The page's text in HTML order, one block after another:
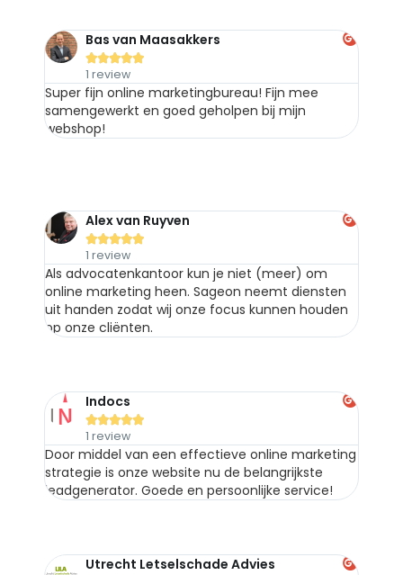
Bas van Maasakkers

1 review
Super fijn online marketingbureau! Fijn mee
samengewerkt en goed geholpen bij mijn
webshop!
Alex van Ruyven

1 review
Als advocatenkantoor kun je niet (meer) om
online marketing heen. Sageon neemt diensten
uit handen zodat wij onze focus kunnen houden
op onze cliënten.
Indocs

1 review
Door middel van een effectieve online marketing
strategie is onze website nu de belangrijkste
leadgenerator. Goede en persoonlijke service!
Utrecht Letselschade Advies